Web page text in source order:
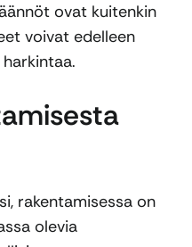
ovat kuitenkin
voivat edelleen
rakentamisessa on
olevia